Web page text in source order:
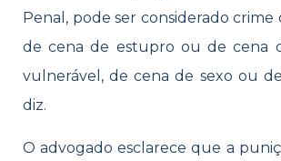
Penal, pode ser considerado crime
de cena de estupro ou de cena
vulnerável, de cena de sexo ou de
diz.
O advogado esclarece que a